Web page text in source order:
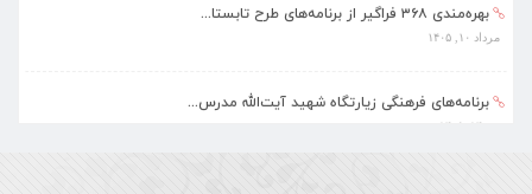
برنامه‌های فرهنگی زیارتگاه شهید آیت‌الله مدرس...